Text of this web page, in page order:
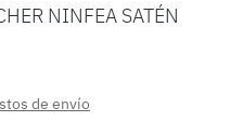
NINFEA SATÉN
de envío